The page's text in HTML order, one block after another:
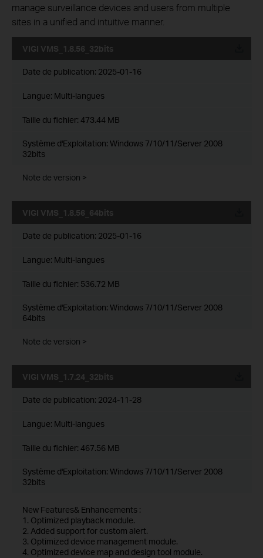
manage surveillance devices and users from multiple
sites in a unified and intuitive manner.
VIGI VMS_1.8.56_32bits
Date de publication: 2025-01-16
Langue: Multi-langues
Taille du fichier: 473.44 MB
Système d'Exploitation: Windows 7/10/11/Server 2008
32bits
Note de version >
VIGI VMS_1.8.56_64bits
Date de publication: 2025-01-16
Langue: Multi-langues
Taille du fichier: 536.72 MB
Système d'Exploitation: Windows 7/10/11/Server 2008
64bits
Note de version >
VIGI VMS_1.7.24_32bits
Date de publication: 2024-11-28
Langue: Multi-langues
Taille du fichier: 467.56 MB
Système d'Exploitation: Windows 7/10/11/Server 2008
32bits
New Features& Enhancements :
1. Optimized playback module.
2. Added support for custom alert.
3. Optimized device management module.
4. Optimized device map and design tool module.